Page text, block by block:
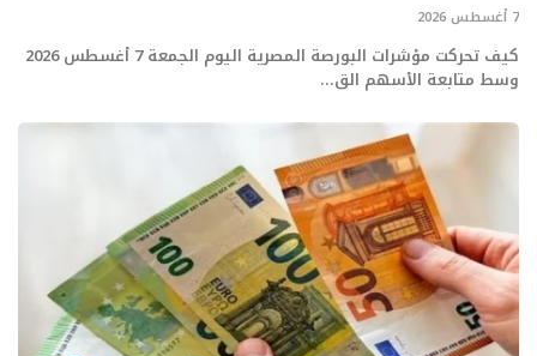
7 أغسطس 2026
كيف تحركت مؤشرات البورصة المصرية اليوم الجمعة 7 أغسطس 2026
وسط متابعة الأسهم الق...